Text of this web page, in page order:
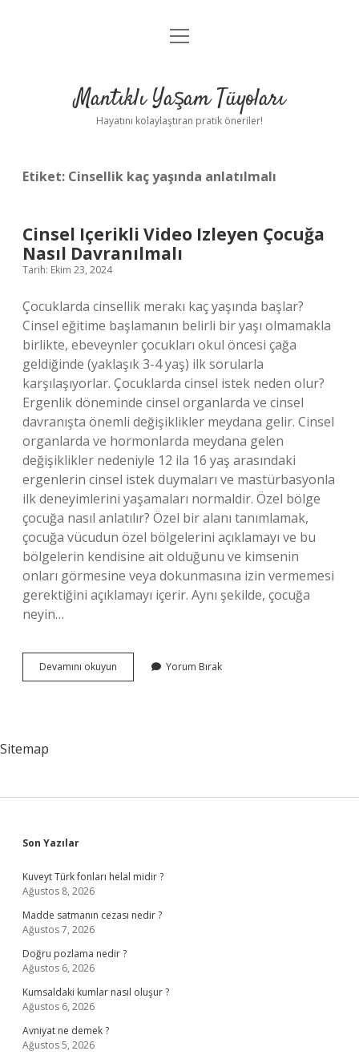
Anasayfa
Yasal Uyarı
menüyü
Mantıklı Yaşam Tüyoları
Hayatını kolaylaştıran pratik öneriler!
Etiket: Cinsellik kaç yaşında anlatılmalı
Cinsel Içerikli Video Izleyen Çocuğa
Nasıl Davranılmalı
Tarih: Ekim 23, 2024
Çocuklarda cinsellik merakı kaç yaşında başlar?
Cinsel eğitime başlamanın belirli bir yaşı olmamakla
birlikte, ebeveynler çocukları okul öncesi çağa
geldiğinde (yaklaşık 3-4 yaş) ilk sorularla
karşılaşıyorlar. Çocuklarda cinsel istek neden olur?
Ergenlik döneminde cinsel organlarda ve cinsel
davranışta önemli değişiklikler meydana gelir. Cinsel
organlarda ve hormonlarda meydana gelen
değişiklikler nedeniyle 12 ila 16 yaş arasındaki
ergenlerin cinsel istek duymaları ve mastürbasyonla
ilk deneyimlerini yaşamaları normaldir. Özel bölge
çocuğa nasıl anlatılır? Özel bir alanı tanımlamak,
çocuğa vücudun özel bölgelerini açıklamayı ve bu
bölgelerin kendisine ait olduğunu ve kimsenin
onları görmesine veya dokunmasına izin vermemesi
gerektiğini açıklamayı içerir. Aynı şekilde, çocuğa
neyin…
Devamını okuyun
Içerikli
Yorum Bırak
Sitemap
Sidebar
Son Yazılar
Kuveyt Türk fonları helal midir ?
Ağustos 8, 2026
Madde satmanın cezası nedir ?
Ağustos 7, 2026
Doğru pozlama nedir ?
Ağustos 6, 2026
Kumsaldaki kumlar nasıl oluşur ?
Ağustos 6, 2026
Avniyat ne demek ?
Ağustos 5, 2026